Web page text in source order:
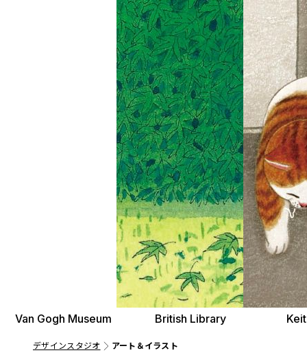
Van Gogh Museum British Library
デザインスタジオ アート＆イラスト